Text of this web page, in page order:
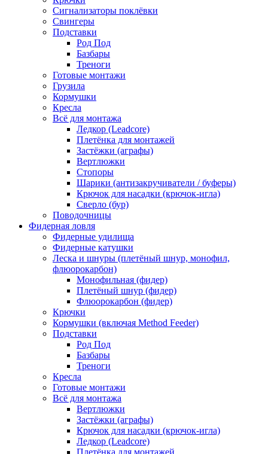
Сигнализаторы поклёвки
Свингеры
Подставки
Род Под
Базбары
Треноги
Готовые монтажи
Грузила
Кормушки
Кресла
Всё для монтажа
Ледкор (Leadcore)
Плетёнка для монтажей
Застёжки (аграфы)
Вертлюжки
Стопоры
Шарики (антизакручиватели / буферы)
Крючок для насадки (крючок-игла)
Сверло (бур)
Поводочницы
Фидерная ловля
Фидерные удилища
Фидерные катушки
Леска и шнуры (плетёный шнур, монофил,
флюорокарбон)
Монофильная (фидер)
Плетёный шнур (фидер)
Флюорокарбон (фидер)
Крючки
Кормушки (включая Method Feeder)
Подставки
Род Под
Базбары
Треноги
Кресла
Готовые монтажи
Всё для монтажа
Вертлюжки
Застёжки (аграфы)
Крючок для насадки (крючок-игла)
Ледкор (Leadcore)